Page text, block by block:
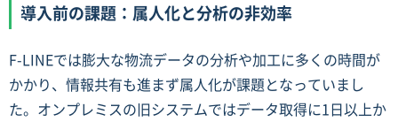
導入前の課題：属人化と分析の非効率
F-LINEでは膨大な物流データの分析や加工に多くの時間が
かかり、情報共有も進まず属人化が課題となっていまし
た。オンプレミスの旧システムではデータ取得に1日以上か